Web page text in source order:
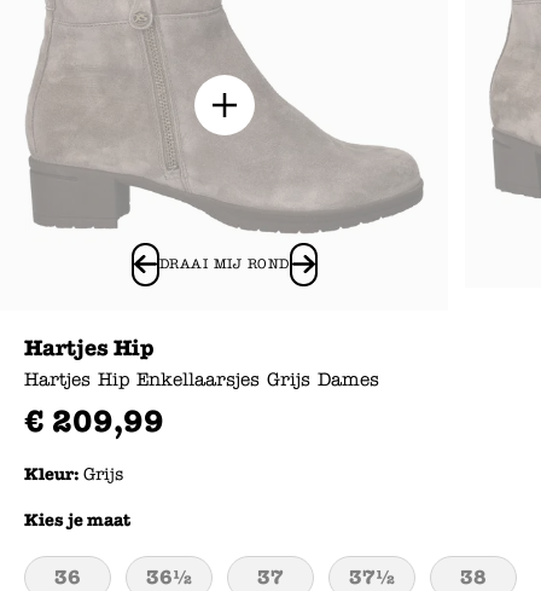
DRAAI MIJ ROND
Hartjes Hip
Hartjes Hip Enkellaarsjes Grijs Dames
€ 209,99
Kleur: Grijs
Kies je maat
36 36½ 37 37½ 38